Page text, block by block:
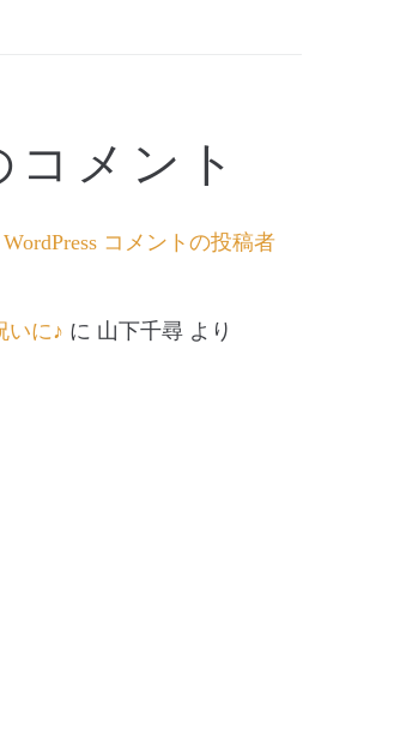
コメント
WordPress コメントの投稿者
いに♪ に 山下千尋 より